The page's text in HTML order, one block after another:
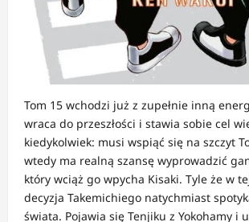
Tom 15 wchodzi już z zupełnie inną
wraca do przeszłości i stawia sobie cel
kiedykolwiek: musi wspiąć się na szczyt
wtedy ma realną szansę wyprowadzić
który wciąż go wpycha Kisaki. Tyle że w
decyzja Takemichiego natychmiast
świata. Pojawia się Tenjiku z Yokohamy i